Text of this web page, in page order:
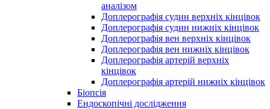
аналізом
Доплерографія судин верхніх кінцівок
Доплерографія судин нижніх кінцівок
Доплерографія вен верхніх кінцівок
Доплерографія вен нижніх кінцівок
Доплерографія артерій верхніх
кінцівок
Доплерографія артерій нижніх кінцівок
Біопсія
Ендоскопічні дослідження